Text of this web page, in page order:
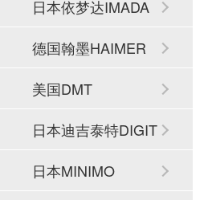
AL
日本依梦达IMADA
德国翰墨HAIMER
美国DMT
日本迪吉泰特DIGIT
ECH
日本MINIMO